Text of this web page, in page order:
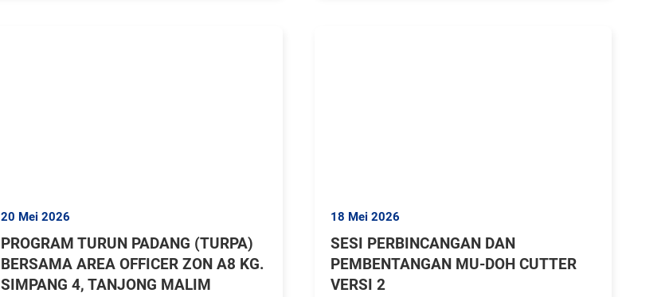
20 Mei 2026
PROGRAM TURUN PADANG (TURPA)
BERSAMA AREA OFFICER ZON A8 KG.
SIMPANG 4, TANJONG MALIM
18 Mei 2026
SESI PERBINCANGAN DAN
PEMBENTANGAN MU-DOH CUTTER
VERSI 2